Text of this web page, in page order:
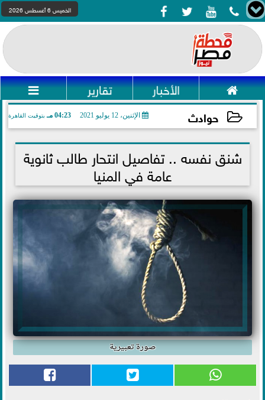
    الخميس 6 أغسطس 2026
 الأخبار تقارير 
حوادث الإثنين، 12 يوليو 2021 04:23 مـ بتوقيت القاهرة
2021-07-12 16:23:22
شنق نفسه .. تفاصيل انتحار طالب ثانوية
عامة في المنيا
صورة تعبيرية